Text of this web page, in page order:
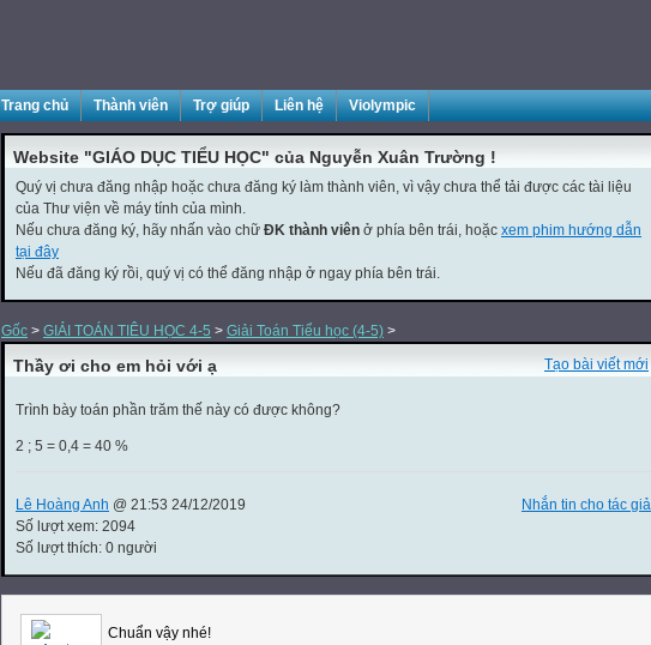
Trang chủ Thành viên Trợ giúp Liên hệ Violympic
Website "GIÁO DỤC TIỂU HỌC" của Nguyễn Xuân Trường !
Quý vị chưa đăng nhập hoặc chưa đăng ký làm thành viên, vì vậy chưa thể tải được các tài liệu
của Thư viện về máy tính của mình.
Nếu chưa đăng ký, hãy nhấn vào chữ ĐK thành viên ở phía bên trái, hoặc xem phim hướng dẫn
tại đây
Nếu đã đăng ký rồi, quý vị có thể đăng nhập ở ngay phía bên trái.
Gốc > GIẢI TOÁN TIÊU HỌC 4-5 > Giải Toán Tiểu học (4-5) >
Tạo bài viết mới
Thầy ơi cho em hỏi với ạ
Trình bày toán phần trăm thế này có được không?
2 ; 5 = 0,4 = 40 %
Nhắn tin cho tác giả
Lê Hoàng Anh @ 21:53 24/12/2019
Số lượt xem: 2094
Số lượt thích: 0 người
Chuẩn vậy nhé!